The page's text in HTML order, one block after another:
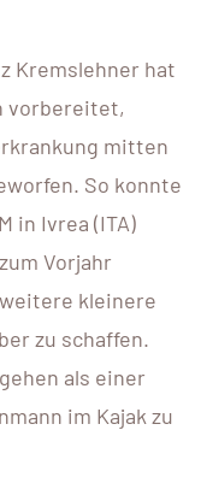
Kremslehner hat
vorbereitet,
mitten
So konnte
in Ivrea (ITA)
Vorjahr
kleinere
zu schaffen.
als einer
im Kajak zu